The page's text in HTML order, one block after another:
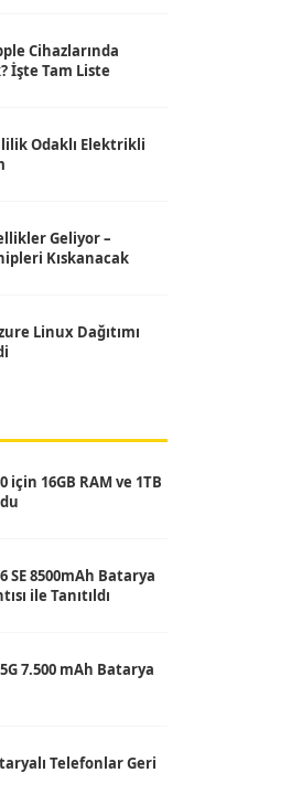
Cihazlarında
İşte Tam Liste
Odaklı Elektrikli
Geliyor –
Kıskanacak
Linux Dağıtımı
için 16GB RAM ve 1TB
SE 8500mAh Batarya
ile Tanıtıldı
7.500 mAh Batarya
Telefonlar Geri